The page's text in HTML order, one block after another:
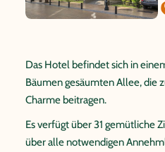
Das Hotel befindet sich in
Bäumen gesäumten Allee, die
Charme beitragen.
Es verfügt über 31 gemütliche
über alle notwendigen